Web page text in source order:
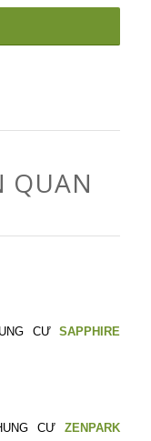
QUAN
CƯSAPPHIRE
CƯZENPARK